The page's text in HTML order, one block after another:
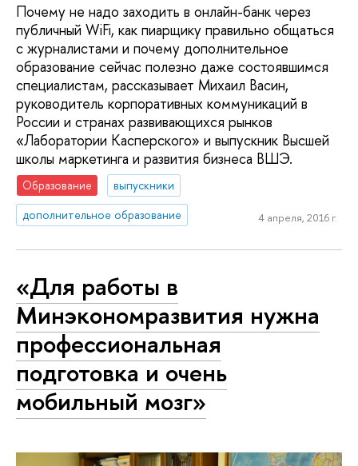
Почему не надо заходить в онлайн-банк через
публичный WiFi, как пиарщику правильно общаться
с журналистами и почему дополнительное
образование сейчас полезно даже состоявшимся
специалистам, рассказывает Михаил Васин,
руководитель корпоративных коммуникаций в
России и странах развивающихся рынков
«Лаборатории Касперского» и выпускник Высшей
школы маркетинга и развития бизнеса ВШЭ.
Образование
выпускники
дополнительное образование
4 апреля, 2016 г.
«Для работы в
Минэкономразвития нужна
профессиональная
подготовка и очень
мобильный мозг»